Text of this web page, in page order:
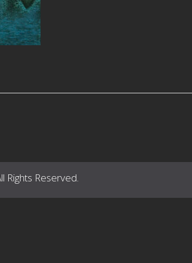
Rights Reserved.